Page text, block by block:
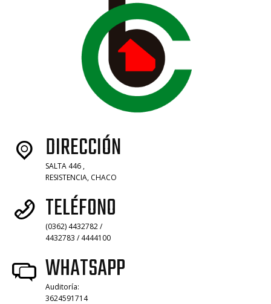
DIRECCIÓN
SALTA 446 ,
RESISTENCIA, CHACO
TELÉFONO
(0362) 4432782 /
4432783 / 4444100
WHATSAPP
Auditoría:
3624591714